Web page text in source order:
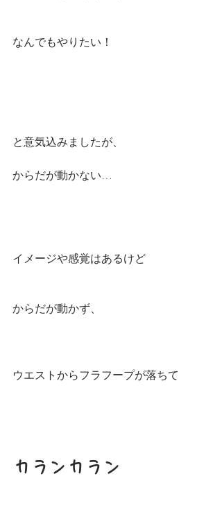
なんでもやりたい！
と意気込みましたが、
からだが動かない…
イメージや感覚はあるけど
からだが動かず、
ウエストからフラフープが落ちて
カランカラン